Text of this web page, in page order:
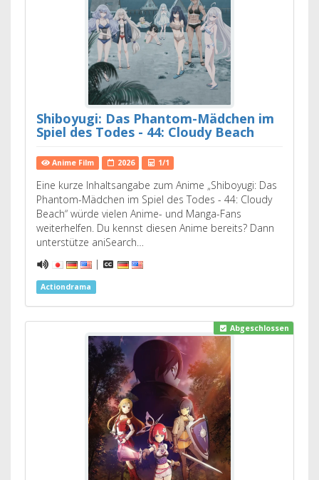
Shiboyugi: Das Phantom-Mädchen im
Spiel des Todes - 44: Cloudy Beach
Anime Film 2026 1/1
Eine kurze Inhaltsangabe zum Anime „Shiboyugi: Das
Phantom-Mädchen im Spiel des Todes - 44: Cloudy
Beach“ würde vielen Anime- und Manga-Fans
weiterhelfen. Du kennst diesen Anime bereits? Dann
unterstütze aniSearch…
|
Actiondrama
Abgeschlossen